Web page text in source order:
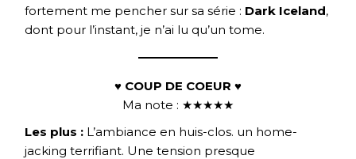
fortement me pencher sur sa série : Dark Iceland,
dont pour l’instant, je n’ai lu qu’un tome.
♥ COUP DE COEUR ♥
Ma note : ★★★★★
Les plus : L’ambiance en huis-clos. un home-
jacking terrifiant. Une tension presque